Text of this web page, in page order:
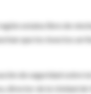
estaba libre de
que los insectos
de seguridad sobre
director de la Unidad